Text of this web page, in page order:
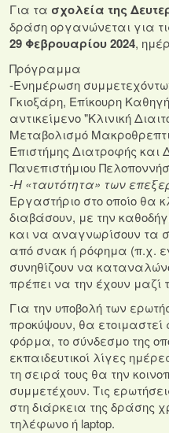
Για τα σχολεία της
δράση οργανώνεται για
29 Φεβρουαρίου 2024,
Πρόγραμμα
-Ενημέρωση
Γκιοξάρη, Επίκουρη
αντικείμενο "Κλινική
Μεταβολισμό
Επιστήμης Διατροφής και
Πανεπιστήμιου
-Η «ταυτότητα» των
Εργαστήριο στο οποίο θα
διαβάσουν, με την
και να αναγνωρίσουν τα
από σνακ ή ρόφημα (π.χ.
συνηθίζουν να
πρέπει να την έχουν μαζί
Για την υποβολή των
προκύψουν, θα
φόρμα, το σύνδεσμο της
εκπαιδευτικοί λίγες
τη σειρά τους θα την
συμμετέχουν. Τις
στη διάρκεια της δράσης
τηλέφωνο ή laptop.